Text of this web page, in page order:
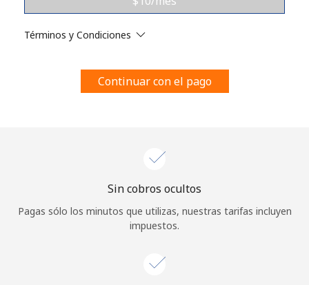
estosTérminos y condiciones.
Únete
¡Hola!
Inicia sesión oREGÍSTRATE →
Términos y Condiciones
Continuar con el pago
Sin cobros ocultos
Pagas sólo los minutos que utilizas, nuestras tarifas incluyen
impuestos.